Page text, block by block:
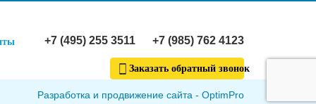
+7 (495) 255 3511 +7 (985) 762 4123
Заказать обратный звонок
Разработка и продвижение сайта - OptimPro